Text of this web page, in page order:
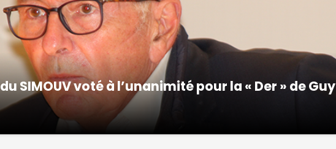
SIMOUV voté à l’unanimité pour la « Der » de Guy